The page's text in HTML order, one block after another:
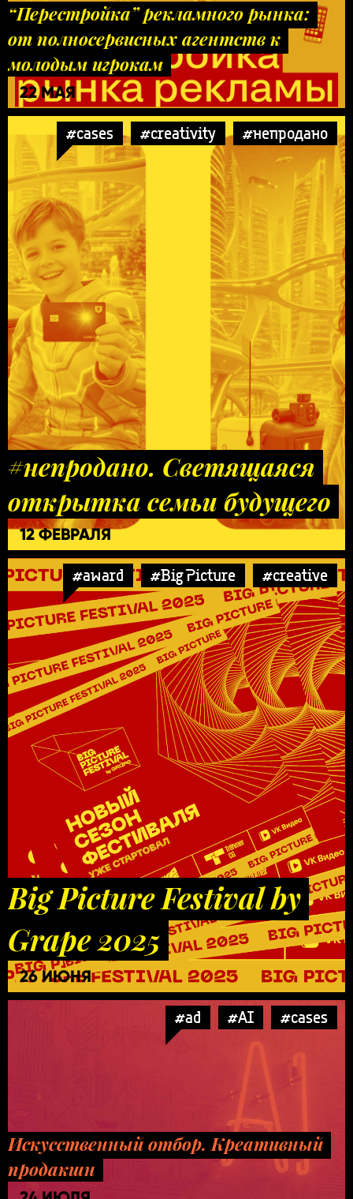
“Перестройка” рекламного рынка:
от полносервисных агентств к
молодым игрокам
22 МАЯ
#cases #creativity #непродано
#непродано. Светящаяся
открытка семьи будущего
12 ФЕВРАЛЯ
#award #Big Picture #creative
Big Picture Festival by
Grape 2025
26 ИЮНЯ
#ad #AI #cases
Искусственный отбор. Креативный
продакшн